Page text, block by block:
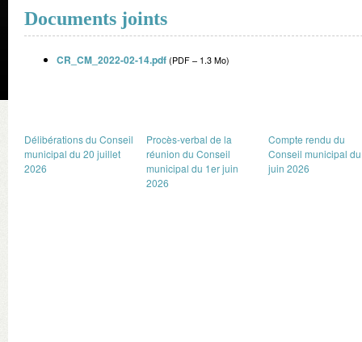
Délibérations du Conseil
municipal du 20 juillet
2026
Procès-verbal de la
réunion du Conseil
municipal du 1er juin
2026
Compte rendu du
Conseil municipal
juin 2026
Documents joints
CR_CM_2022-02-14.pdf (PDF – 1.3 Mo)